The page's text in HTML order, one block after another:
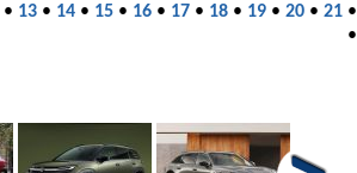
• 13 • 14 • 15 • 16 • 17 • 18 • 19 • 20 • 21 •
•